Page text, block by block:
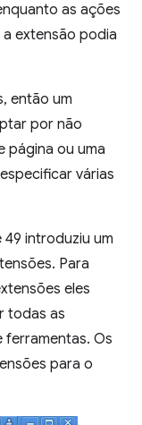
as ações
extensão podia
então um
por não
página ou uma
várias
introduziu um
Para
eles
todas as
ferramentas. Os
para o